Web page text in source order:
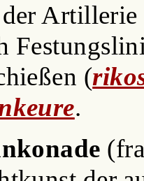
Artillerie
(
.